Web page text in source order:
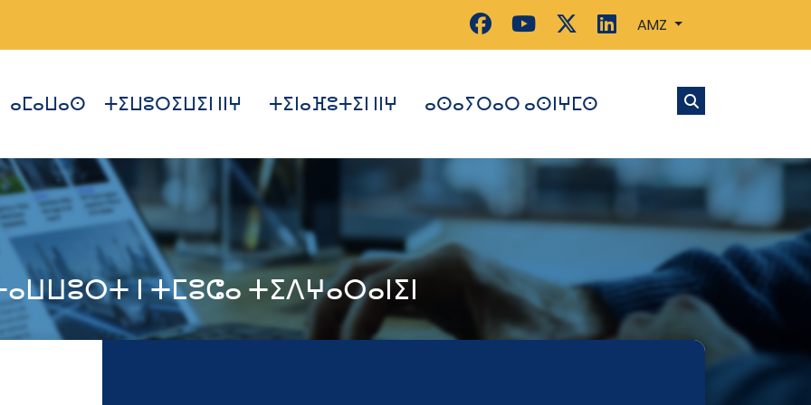
AMZ
ⴰⵎⴰⵡⴰⵙ ⵜⵉⵡⵓⵔⵉⵡⵉⵏ ⵏⵏⵖ ⵜⵉⵏⴰⴼⵓⵜⵉⵏ ⵏⵏⵖ ⴰⵙⴰⵢⵔⴰⵔ ⴰⵙⵏⵖⵎⵙ
ⵏ ⵜⵎⵓⵛⴰ ⵜⵉⴷⵖⴰⵔⴰⵏⵉⵏ